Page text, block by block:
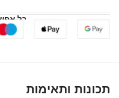
כל
תכונות ותאימות